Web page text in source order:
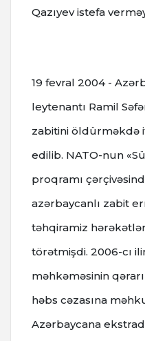
Qazıyev istefa
19 fevral 2004 -
leytenantı Ramil
zabitini öldürməkdə
edilib. NATO-nun
proqramı
azərbaycanlı zabit
təhqiramiz
törətmişdi. 2006-cı
məhkəməsinin
həbs cəzasına
Azərbaycana